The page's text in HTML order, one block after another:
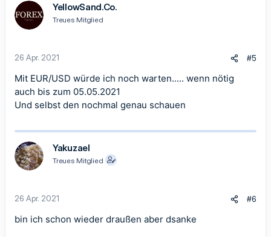
YellowSand.Co.
Treues Mitglied
26 Apr. 2021 #5
Mit EUR/USD würde ich noch warten..... wenn nötig
auch bis zum 05.05.2021
Und selbst den nochmal genau schauen
Yakuzael
Treues Mitglied
26 Apr. 2021 #6
bin ich schon wieder draußen aber dsanke